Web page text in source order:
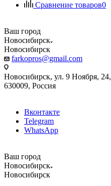
Сравнение товаров0
Ваш город
Новосибирск
Новосибирск
farkopros@gmail.com
Новосибирск, ул. 9 Ноября, 24,
630009, Россия
Вконтакте
Telegram
WhatsApp
Ваш город
Новосибирск
Новосибирск